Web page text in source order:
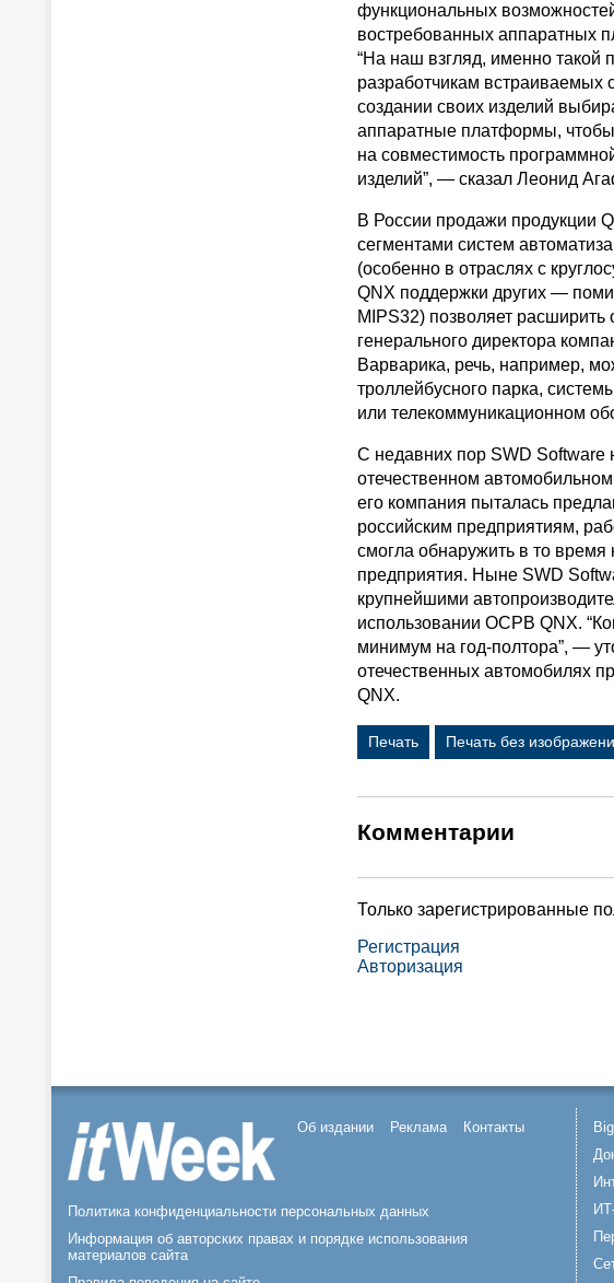
функциональных
востребованных аппаратных
“На наш взгляд, именно такой
разработчикам встраиваемых
создании своих изделий
аппаратные платформы, чтобы
на совместимость
изделий”, — сказал Леонид
В России продажи продукции
сегментами систем
(особенно в отраслях с
QNX поддержки других —
MIPS32) позволяет
генерального директора
Варварика, речь, например,
троллейбусного парка,
или телекоммуникационном
С недавних пор SWD Software
отечественном
его компания пыталась
российским предприятиям,
смогла обнаружить в то
предприятия. Ныне SWD
крупнейшими
использовании ОСРВ QNX.
минимум на год-полтора”, —
отечественных автомобилях
QNX.
Печать Печать без
Комментарии
Только зарегистрированные
Регистрация
Авторизация
Об издании Реклама Контакты
Политика конфиденциальности персональных данных
Информация об авторских правах и порядке использования
материалов сайта